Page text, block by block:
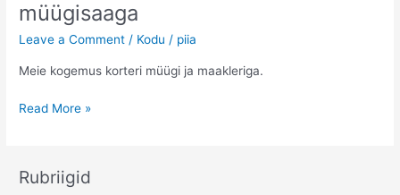
müügisaaga
Leave a Comment / Kodu / piia
Meie kogemus korteri müügi ja maakleriga.
Kolimise
korteri
Read More »
Rubriigid